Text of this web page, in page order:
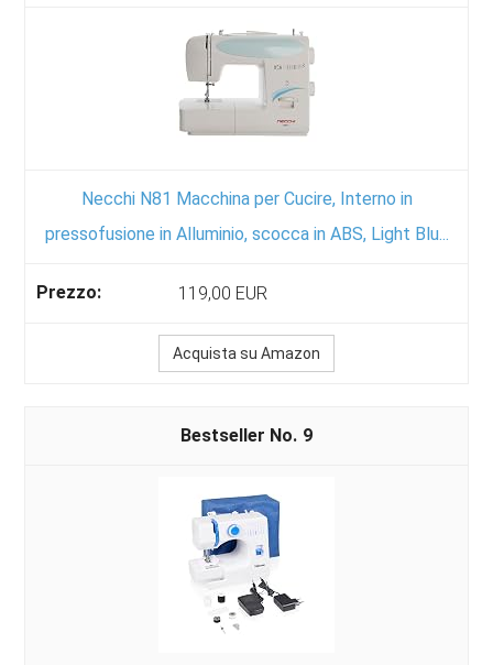
Necchi N81 Macchina per Cucire, Interno in
pressofusione in Alluminio, scocca in ABS, Light Blu...
119,00 EUR
Acquista su Amazon
9